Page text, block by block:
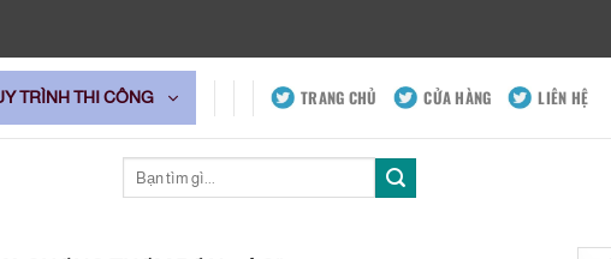
TRÌNH THI CÔNG TRANG CHỦ CỬA HÀNG LIÊN HỆ
kiếm: